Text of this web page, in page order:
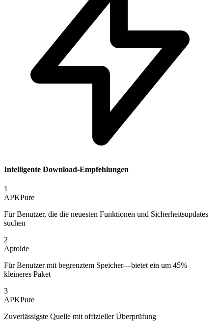
Intelligente Download-Empfehlungen
1
APKPure
Für Benutzer, die die neuesten Funktionen und Sicherheitsupdates
suchen
2
Aptoide
Für Benutzer mit begrenztem Speicher—bietet ein um 45%
kleineres Paket
3
APKPure
Zuverlässigste Quelle mit offizieller Überprüfung